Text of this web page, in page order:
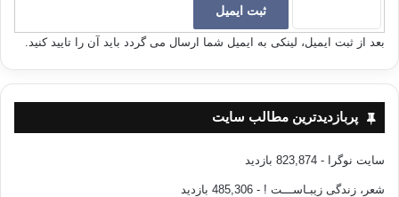
بعد از ثبت ایمیل، لینکی به ایمیل شما ارسال می گردد باید آن را تایید کنید.
پربازدیدترین مطالب سایت
سایت نوگرا - 823,874 بازدید
شعر، زندگی زیبـاســـت ! - 485,306 بازدید